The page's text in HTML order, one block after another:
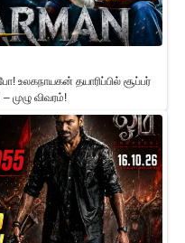
உலகநாயகன் தயாரிப்பில் சூப்பர்
முழு விவரம்!